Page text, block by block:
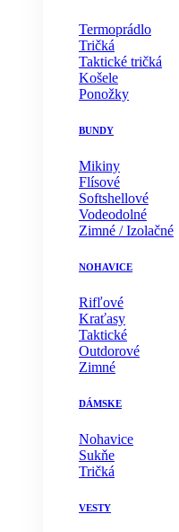
Termoprádlo
Tričká
Taktické tričká
Košele
Ponožky
BUNDY
Mikiny
Flísové
Softshellové
Vodeodolné
Zimné / Izolačné
NOHAVICE
Rifľové
Kraťasy
Taktické
Outdorové
Zimné
DÁMSKE
Nohavice
Sukňe
Tričká
VESTY